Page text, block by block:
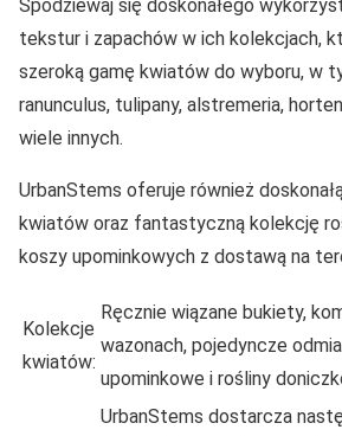
Spodziewaj się doskonałego
tekstur i zapachów w ich kolekcjach,
szeroką gamę kwiatów do wyboru, w
ranunculus, tulipany, alstremeria,
wiele innych.
UrbanStems oferuje również
kwiatów oraz fantastyczną kolekcję
koszy upominkowych z dostawą na
Kolekcje
kwiatów:
Ręcznie wiązane bukiety,
wazonach, pojedyncze
upominkowe i rośliny
UrbanStems dostarcza